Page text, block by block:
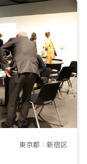
東京都 新宿区